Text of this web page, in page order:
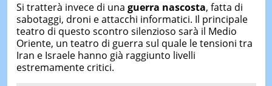
Si tratterà invece di una guerra nascosta, fatta di
sabotaggi, droni e attacchi informatici. Il principale
teatro di questo scontro silenzioso sarà il Medio
Oriente, un teatro di guerra sul quale le tensioni tra
Iran e Israele hanno già raggiunto livelli
estremamente critici.